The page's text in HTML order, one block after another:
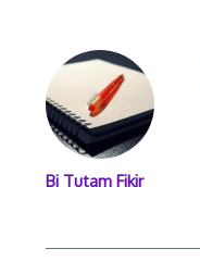
Bi Tutam Fikir